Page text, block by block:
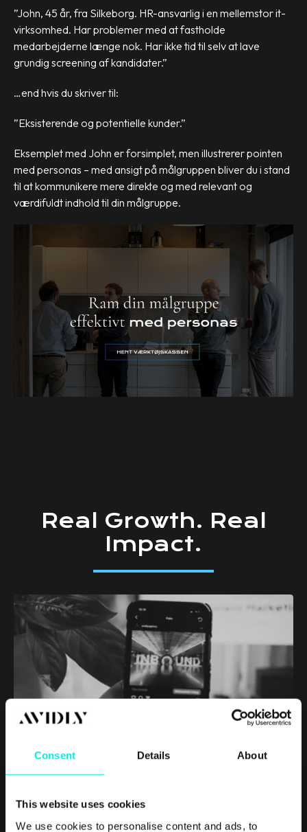
Consent Details About
This website uses cookies
We use cookies to personalise content and ads, to
”John, 45 år, fra Silkeborg. HR-ansvarlig i en mellemstor it-
virksomhed. Har problemer med at fastholde
medarbejderne længe nok. Har ikke tid til selv at lave
grundig screening af kandidater.”
…end hvis du skriver til:
”Eksisterende og potentielle kunder.”
Eksemplet med John er forsimplet, men illustrerer pointen
med personas – med ansigt på målgruppen bliver du i stand
til at kommunikere mere direkte og med relevant og
værdifuldt indhold til din målgruppe.
Real Growth. Real
Impact.
fremme din virksomheds vækst